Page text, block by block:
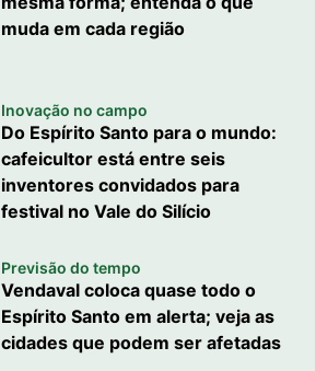
muda em cada região
Inovação no campo
Do Espírito Santo para o mundo:
cafeicultor está entre seis
inventores convidados para
festival no Vale do Silício
Previsão do tempo
Vendaval coloca quase todo o
Espírito Santo em alerta; veja as
cidades que podem ser afetadas